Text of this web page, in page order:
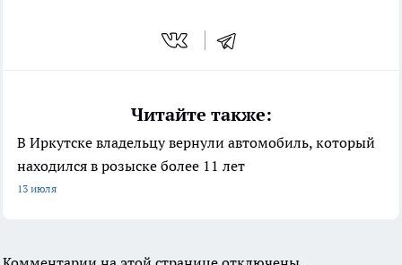
Читайте также:
В Иркутске владельцу вернули автомобиль, который
находился в розыске более 11 лет
13 июля